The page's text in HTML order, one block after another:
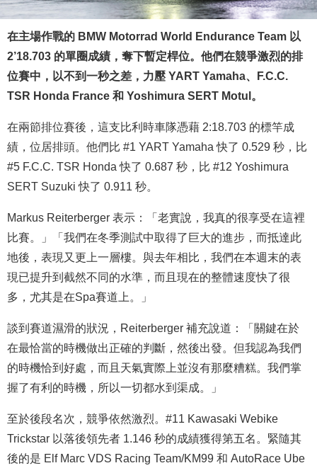
在主場作戰的 BMW Motorrad World Endurance Team 以
2’18.703 的單圈成績，奪下暫定桿位。他們在競爭激烈的排
位賽中，以不到一秒之差，力壓 YART Yamaha、F.C.C.
TSR Honda France 和 Yoshimura SERT Motul。
在兩節排位賽後，這支比利時車隊憑藉 2:18.703 的標竿成
績，位居排頭。他們比 #1 YART Yamaha 快了 0.529 秒，比
#5 F.C.C. TSR Honda 快了 0.687 秒，比 #12 Yoshimura
SERT Suzuki 快了 0.911 秒。
Markus Reiterberger 表示：「老實說，我真的很享受在這裡
比賽。」「我們在冬季測試中取得了巨大的進步，而抵達此
地後，表現又更上一層樓。與去年相比，我們在本週末的表
現已提升到截然不同的水準，而且現在的整體速度快了很
多，尤其是在Spa賽道上。」
談到賽道濕滑的狀況，Reiterberger 補充說道：「關鍵在於
在最恰當的時機做出正確的判斷，然後出發。但我認為我們
的時機恰到好處，而且天氣實際上並沒有那麼糟糕。我們掌
握了有利的時機，所以一切都水到渠成。」
至於後段名次，競爭依然激烈。#11 Kawasaki Webike
Trickstar 以落後領先者 1.146 秒的成績獲得第五名。緊隨其
後的是 Elf Marc VDS Racing Team/KM99 和 AutoRace Ube